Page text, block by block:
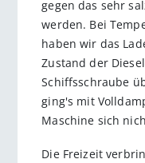
gegen das sehr
werden. Bei
haben wir das
Zustand der
Schiffsschraube
ging's mit
Maschine sich
Die Freizeit